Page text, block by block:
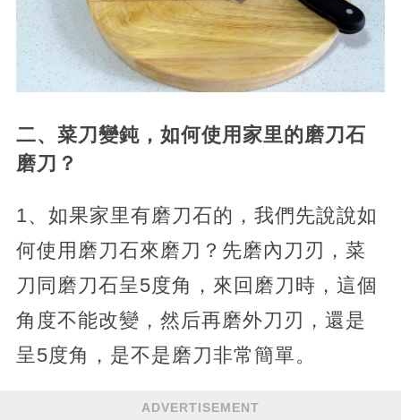
二、菜刀變鈍，如何使用家里的磨刀石
磨刀？
1、如果家里有磨刀石的，我們先說說如
何使用磨刀石來磨刀？先磨內刀刃，菜
刀同磨刀石呈5度角，來回磨刀時，這個
角度不能改變，然后再磨外刀刃，還是
呈5度角，是不是磨刀非常簡單。
ADVERTISEMENT